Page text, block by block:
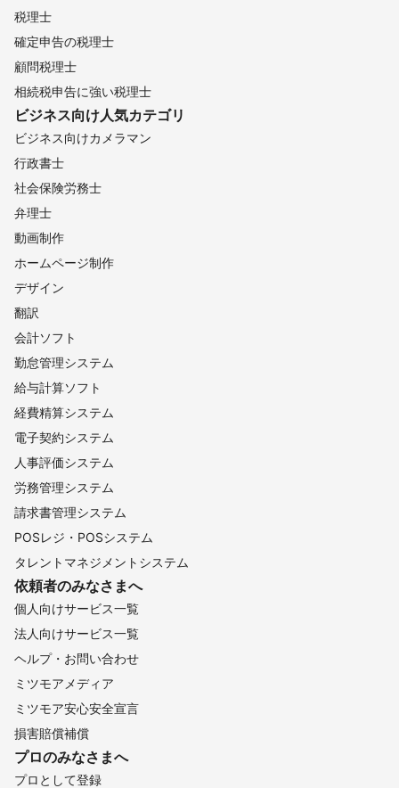
税理士
確定申告の税理士
顧問税理士
相続税申告に強い税理士
ビジネス向け人気カテゴリ
ビジネス向けカメラマン
行政書士
社会保険労務士
弁理士
動画制作
ホームページ制作
デザイン
翻訳
会計ソフト
勤怠管理システム
給与計算ソフト
経費精算システム
電子契約システム
人事評価システム
労務管理システム
請求書管理システム
POSレジ・POSシステム
タレントマネジメントシステム
依頼者のみなさまへ
個人向けサービス一覧
法人向けサービス一覧
ヘルプ・お問い合わせ
ミツモアメディア
ミツモア安心安全宣言
損害賠償補償
プロのみなさまへ
プロとして登録